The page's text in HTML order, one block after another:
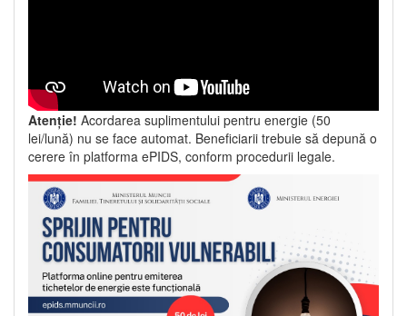
Atenție! Acordarea suplimentului pentru energie (50
lei/lună) nu se face automat. Beneficiarii trebuie să depună o
cerere în platforma ePIDS, conform procedurii legale.